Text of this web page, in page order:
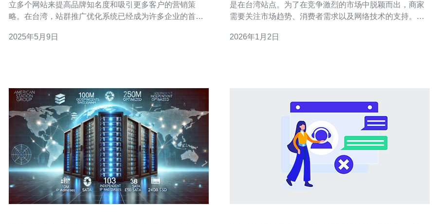
立多个网站来提高品牌知名度和吸引更多客户的营销策
略。在台湾，站群推广优化系统已经成为许多企业的首
助企业创建多样化的内容，吸引不同类型的受众。通过在
2025年5月9日
是在台湾站点。为了在竞争激烈的市场中脱颖而出，商家
需要关注市场趋势、消费者需求以及网络技术的支持。本
可靠的网络基础设施提供商，以确保商家在选品过程中的
2026年1月2日